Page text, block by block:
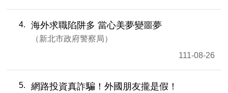
4 海外求職陷阱多 當心美夢變噩夢
新北市政府警察局
111-08-26
5 網路投資真詐騙！外國朋友攏是假！